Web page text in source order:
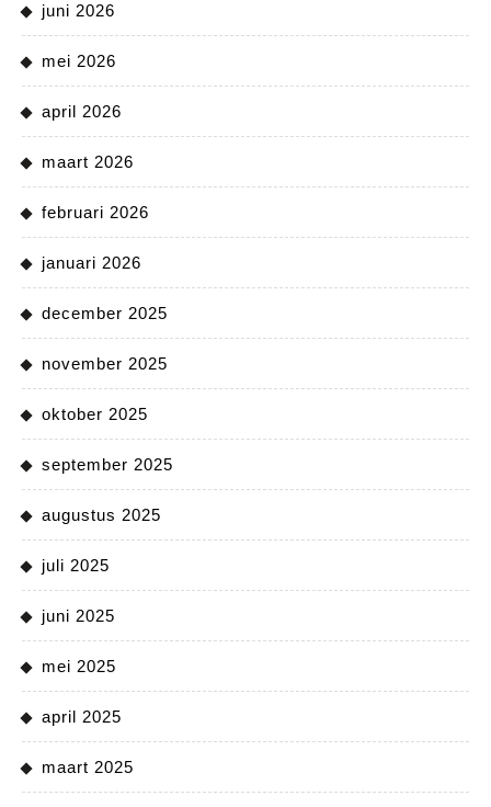
juni 2026
mei 2026
april 2026
maart 2026
februari 2026
januari 2026
december 2025
november 2025
oktober 2025
september 2025
augustus 2025
juli 2025
juni 2025
mei 2025
april 2025
maart 2025